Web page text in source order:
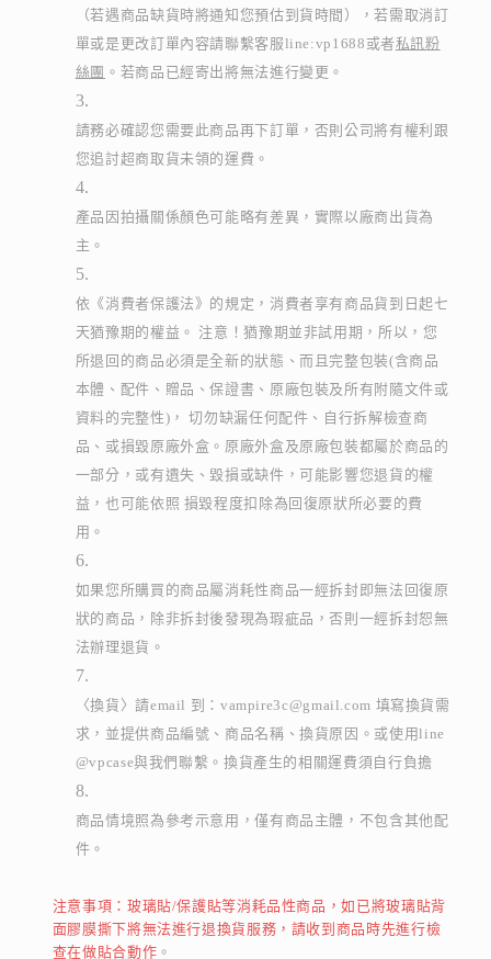
（若遇商品缺貨時將通知您預估到貨時間），若需取消訂
單或是更改訂單內容請聯繫客服line:vp1688或者私訊粉
絲團 。若商品已經寄出將無法進行變更。
請務必確認您需要此商品再下訂單，否則公司將有權利跟
您追討超商取貨未領的運費。
產品因拍攝關係顏色可能略有差異，實際以廠商出貨為
主。
依《消費者保護法》的規定，消費者享有商品貨到日起七
天猶豫期的權益。 注意！猶豫期並非試用期，所以，您
所退回的商品必須是全新的狀態、而且完整包裝(含商品
本體、配件、贈品、保證書、原廠包裝及所有附隨文件或
資料的完整性)， 切勿缺漏任何配件、自行拆解檢查商
品、或損毀原廠外盒。原廠外盒及原廠包裝都屬於商品的
一部分，或有遺失、毀損或缺件，可能影響您退貨的權
益，也可能依照 損毀程度扣除為回復原狀所必要的費
用。
如果您所購買的商品屬消耗性商品一經拆封即無法回復原
狀的商品，除非拆封後發現為瑕疵品，否則一經拆封恕無
法辦理退貨。
〈換貨〉請email 到：vampire3c@gmail.com 填寫換貨需
求，並提供商品編號、商品名稱、換貨原因。或使用line
@vpcase與我們聯繫。換貨產生的相關運費須自行負擔
商品情境照為參考示意用，僅有商品主體，不包含其他配
件。
注意事項：玻璃貼/保護貼等消耗品性商品，如已將玻璃貼背
面膠膜撕下將無法進行退換貨服務，請收到商品時先進行檢
查在做貼合動作 。